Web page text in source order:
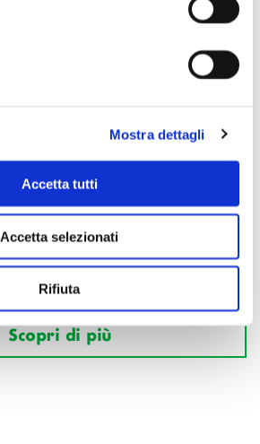
Mostra dettagli
Accetta tutti
Accetta selezionati
Rifiuta
Scopri di più